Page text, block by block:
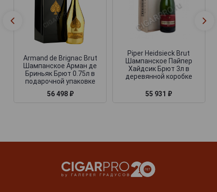
Armand de Brignac Brut
Шампанское Арман де
Бриньяк Брют 0.75л в
подарочной упаковке
56 498 ₽
Piper Heidsieck Brut
Шампанское Пайпер
Хайдсик Брют 3л в
деревянной коробке
55 931 ₽